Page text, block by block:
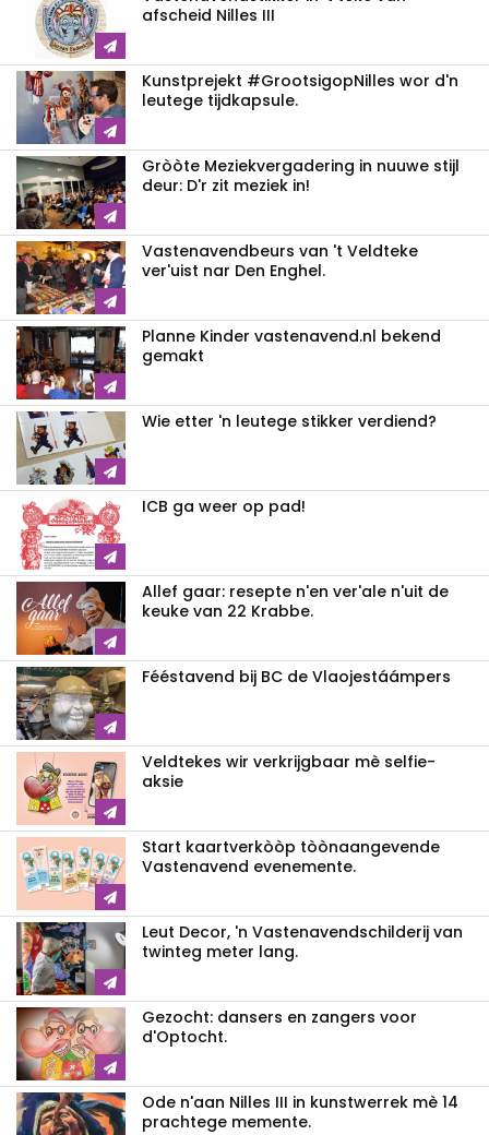
afscheid Nilles III
Kunstprejekt #GrootsigopNilles wor d'n
leutege tijdkapsule.
Gròòte Meziekvergadering in nuuwe stijl
deur: D'r zit meziek in!
Vastenavendbeurs van 't Veldteke
ver'uist nar Den Enghel.
Planne Kinder vastenavend.nl bekend
gemakt
Wie etter 'n leutege stikker verdiend?
ICB ga weer op pad!
Allef gaar: resepte n'en ver'ale n'uit de
keuke van 22 Krabbe.
Fééstavend bij BC de Vlaojestáámpers
Veldtekes wir verkrijgbaar mè selfie-
aksie
Start kaartverkòòp tòònaangevende
Vastenavend evenemente.
Leut Decor, 'n Vastenavendschilderij van
twinteg meter lang.
Gezocht: dansers en zangers voor
d'Optocht.
Ode n'aan Nilles III in kunstwerrek mè 14
prachtege memente.